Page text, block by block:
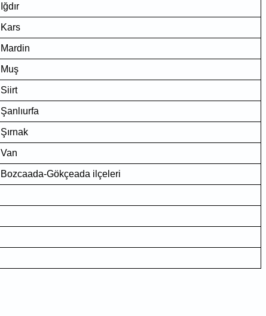
Iğdır
Kars
Mardin
Muş
Siirt
Şanlıurfa
Şırnak
Van
Bozcaada-Gökçeada ilçeleri